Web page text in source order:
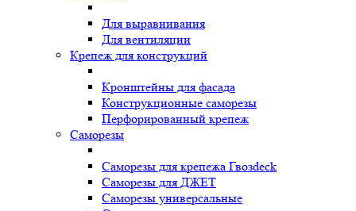
Для выравнивания
Для вентиляции
Крепеж для конструкций
Кронштейны для фасада
Конструкционные саморезы
Перфорированный крепеж
Саморезы
Саморезы для крепежа Гвозdeck
Саморезы для ДЖЕТ
Саморезы универсальные